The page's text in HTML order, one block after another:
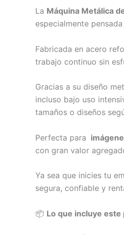
La Máquina Metálica
especialmente
Fabricada en acero
trabajo continuo sin
Gracias a su diseño
incluso bajo uso
tamaños o diseños
Perfecta para
con gran valor
Ya sea que inicies tu
segura, confiable y
📦 Lo que incluye